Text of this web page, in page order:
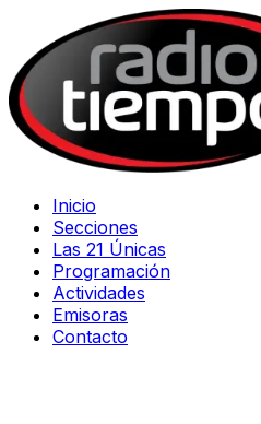
Inicio
Secciones
Las 21 Únicas
Programación
Actividades
Emisoras
Contacto